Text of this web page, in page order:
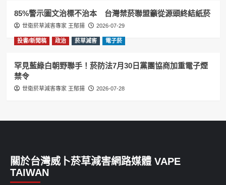
85%警示圖文治標不治本 台灣禁菸聯盟籲從源頭終結紙菸
世衛菸草減害專家 王郁揚 2026-07-29
投書/新聞稿 政治 菸草減害 電子菸
罕見藍綠白朝野聯手！菸防法7月30日黨團協商加重電子煙
禁令
世衛菸草減害專家 王郁揚 2026-07-28
關於台灣威卜菸草減害網路媒體 VAPE
TAIWAN